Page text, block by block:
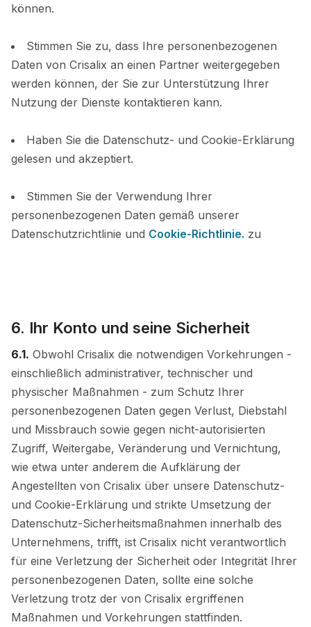
können.
Stimmen Sie zu, dass Ihre personenbezogenen
Daten von Crisalix an einen Partner weitergegeben
werden können, der Sie zur Unterstützung Ihrer
Nutzung der Dienste kontaktieren kann.
Haben Sie die Datenschutz- und Cookie-Erklärung
gelesen und akzeptiert.
Stimmen Sie der Verwendung Ihrer
personenbezogenen Daten gemäß unserer
Datenschutzrichtlinie und Cookie-Richtlinie. zu
6. Ihr Konto und seine Sicherheit
6.1. Obwohl Crisalix die notwendigen Vorkehrungen -
einschließlich administrativer, technischer und
physischer Maßnahmen - zum Schutz Ihrer
personenbezogenen Daten gegen Verlust, Diebstahl
und Missbrauch sowie gegen nicht-autorisierten
Zugriff, Weitergabe, Veränderung und Vernichtung,
wie etwa unter anderem die Aufklärung der
Angestellten von Crisalix über unsere Datenschutz-
und Cookie-Erklärung und strikte Umsetzung der
Datenschutz-Sicherheitsmaßnahmen innerhalb des
Unternehmens, trifft, ist Crisalix nicht verantwortlich
für eine Verletzung der Sicherheit oder Integrität Ihrer
personenbezogenen Daten, sollte eine solche
Verletzung trotz der von Crisalix ergriffenen
Maßnahmen und Vorkehrungen stattfinden.